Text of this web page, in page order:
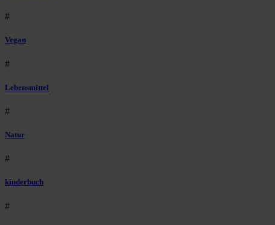
#
Vegan
#
Lebensmittel
#
Natur
#
kinderbuch
#